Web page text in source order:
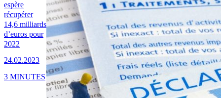
espère
récupérer
14,6 milliards
d’euros pour
2022
24.02.2023
3 MINUTES